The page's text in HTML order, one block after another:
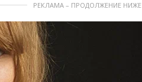
РЕКЛАМА – ПРОДОЛЖЕНИЕ НИЖЕ